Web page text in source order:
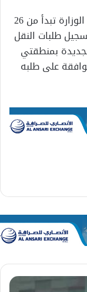
وكانت آخر فترة لنقل المعلمين قد حددتها الوزارة تبدأ من 26
طلبات النقل
بمنطقتي
على طلبه